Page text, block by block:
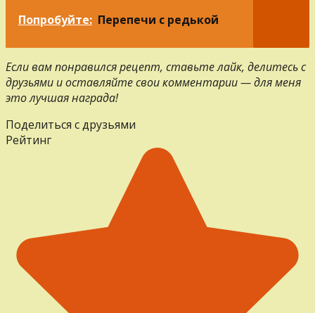
Попробуйте: Перепечи с редькой
Если вам понравился рецепт, ставьте лайк, делитесь с
друзьями и оставляйте свои комментарии — для меня
это лучшая награда!
Поделиться с друзьями
Рейтинг